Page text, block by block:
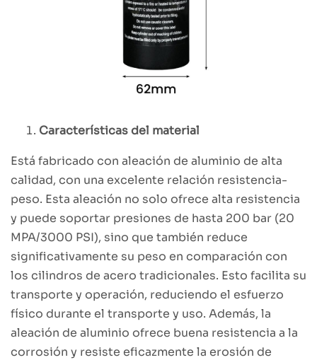
Características del material
Está fabricado con aleación de aluminio de alta
calidad, con una excelente relación resistencia-
peso. Esta aleación no solo ofrece alta resistencia
y puede soportar presiones de hasta 200 bar (20
MPA/3000 PSI), sino que también reduce
significativamente su peso en comparación con
los cilindros de acero tradicionales. Esto facilita su
transporte y operación, reduciendo el esfuerzo
físico durante el transporte y uso. Además, la
aleación de aluminio ofrece buena resistencia a la
corrosión y resiste eficazmente la erosión de